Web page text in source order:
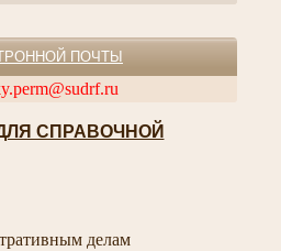
ПОЧТЫ
СПРАВОЧНОЙ
делам